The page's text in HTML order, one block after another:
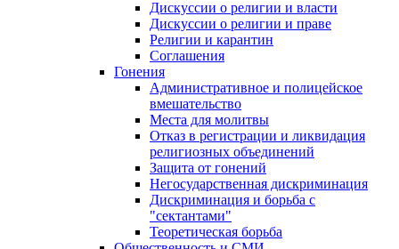
Дискуссии о религии и власти
Дискуссии о религии и праве
Религии и карантин
Соглашения
Гонения
Административное и полицейское
вмешательство
Места для молитвы
Отказ в регистрации и ликвидация
религиозных объединений
Защита от гонений
Негосударственная дискриминация
Дискриминация и борьба с
"сектантами"
Теоретическая борьба